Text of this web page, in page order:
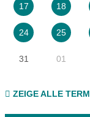
17 18
24 25
31 01
ZEIGE ALLE